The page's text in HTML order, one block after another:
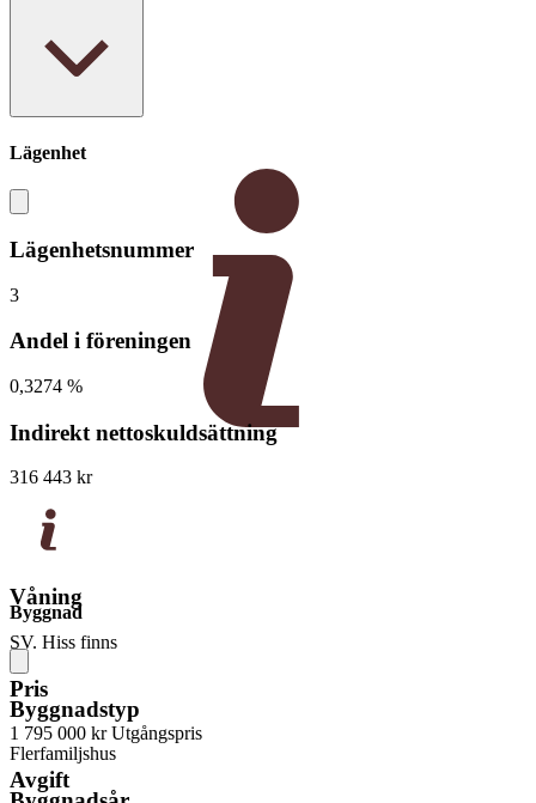
Våning
SV. Hiss finns
Pris
1 795 000 kr Utgångspris
Avgift
Lägenhet
Lägenhetsnummer
3
Andel i föreningen
0,3274 %
Indirekt nettoskuldsättning
316 443 kr
Byggnad
Byggnadstyp
Flerfamiljshus